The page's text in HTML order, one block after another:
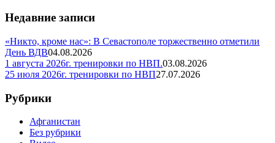
Недавние записи
«Никто, кроме нас»: В Севастополе торжественно отметили
День ВДВ04.08.2026
1 августа 2026г. тренировки по НВП.03.08.2026
25 июля 2026г. тренировки по НВП27.07.2026
Рубрики
Афганистан
Без рубрики